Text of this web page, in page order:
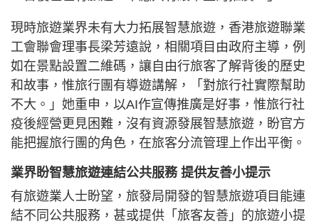
現時旅遊業界未有大力拓展智慧旅遊，香港旅遊聯業
工會聯會理事長梁芳遠說，相關項目由政府主導，例
如在景點設置二維碼，讓自由行旅客了解背後的歷史
和故事，惟旅行團有導遊講解，「對旅行社實際幫助
不大。」她重申，以AI作宣傳推廣是好事，惟旅行社
疫後經營更見困難，沒有資源發展智慧旅遊，盼官方
能把握旅行團的角色，在旅客分流管理上作出平衡。
業界盼智慧旅遊連結公共服務 提供友善小提示
有旅遊業人士盼望，旅發局開發的智慧旅遊項目能連
結不同公共服務，甚或提供「旅客友善」的旅遊小提